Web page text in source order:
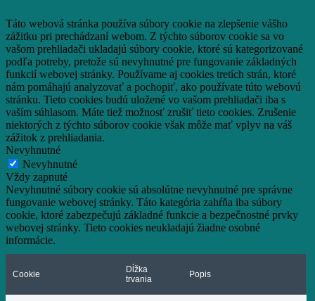
Táto webová stránka používa súbory cookie na zlepšenie vášho
zážitku pri prechádzaní webom. Z týchto súborov cookie sa vo
vašom prehliadači ukladajú súbory cookie, ktoré sú kategorizované
podľa potreby, pretože sú nevyhnutné pre fungovanie základných
funkcií webovej stránky. Používame aj cookies tretích strán, ktoré
nám pomáhajú analyzovať a pochopiť, ako používate túto webovú
stránku. Tieto cookies budú uložené vo vašom prehliadači iba s
vaším súhlasom. Máte tiež možnosť zrušiť tieto cookies. Zrušenie
niektorých z týchto súborov cookie však môže mať vplyv na váš
zážitok z prehliadania.
Nevyhnutné
Nevyhnutné
Vždy zapnuté
Nevyhnutné súbory cookie sú absolútne nevyhnutné pre správne
fungovanie webovej stránky. Táto kategória zahŕňa iba súbory
cookie, ktoré zabezpečujú základné funkcie a bezpečnostné prvky
webovej stránky. Tieto cookies neukladajú žiadne osobné
informácie.
Cookie
Dĺžka
trvania
Popis